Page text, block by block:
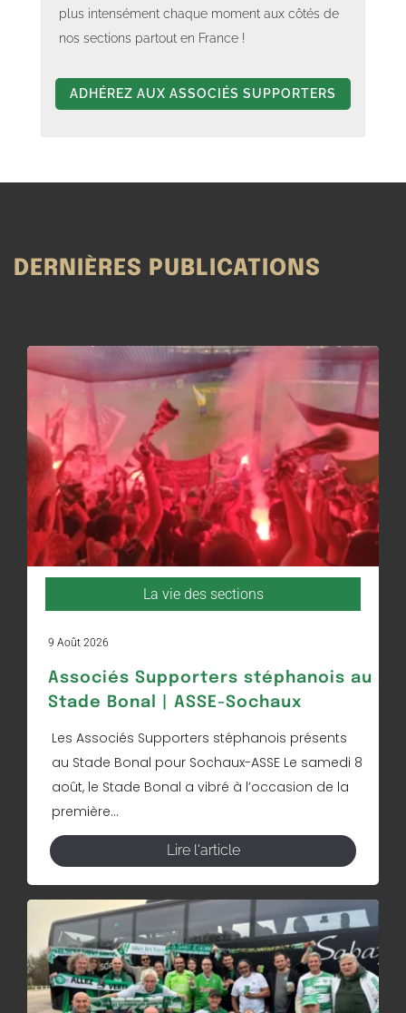
plus intensément chaque moment aux côtés de
nos sections partout en France !
ADHÉREZ AUX ASSOCIÉS SUPPORTERS
DERNIÈRES PUBLICATIONS
La vie des sections
9 Août 2026
Associés Supporters stéphanois au
Stade Bonal | ASSE-Sochaux
Les Associés Supporters stéphanois présents
au Stade Bonal pour Sochaux-ASSE Le samedi 8
août, le Stade Bonal a vibré à l’occasion de la
première...
Lire l'article